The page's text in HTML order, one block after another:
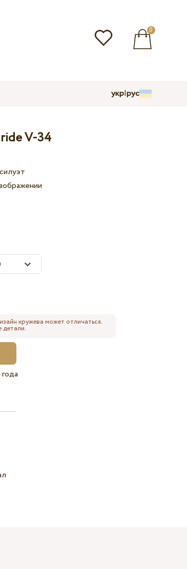
0
укр|рус
V-34
кружева может отличаться.
детали.